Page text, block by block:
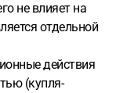
не влияет на
отдельной
действия
(купля-